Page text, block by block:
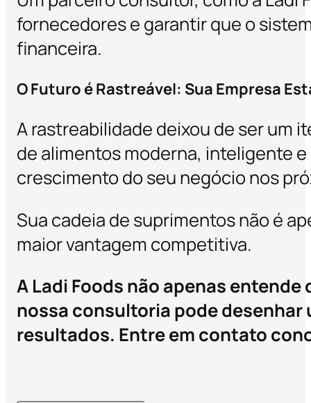
fornecedores e garantir que o
financeira.
O Futuro é Rastreável: Sua Empresa
A rastreabilidade deixou de ser um
de alimentos moderna, inteligente
crescimento do seu negócio nos
Sua cadeia de suprimentos não é
maior vantagem competitiva.
A Ladi Foods não apenas
nossa consultoria pode desenhar
resultados. Entre em contato